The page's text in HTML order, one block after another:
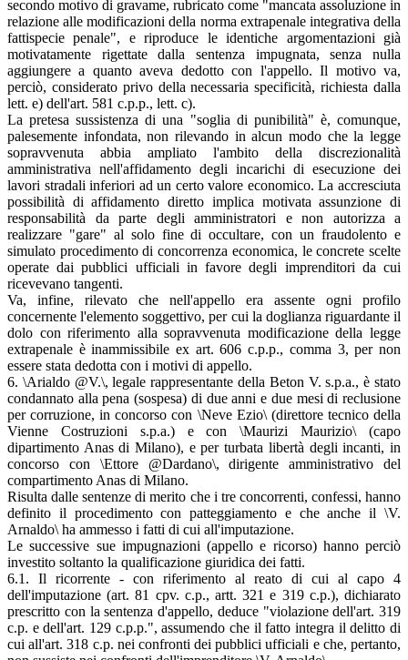
secondo motivo di gravame, rubricato come "mancata assoluzione in
relazione alle modificazioni della norma extrapenale integrativa della
fattispecie penale", e riproduce le identiche argomentazioni già
motivatamente rigettate dalla sentenza impugnata, senza nulla
aggiungere a quanto aveva dedotto con l'appello. Il motivo va,
perciò, considerato privo della necessaria specificità, richiesta dalla
lett. e) dell'art. 581 c.p.p., lett. c).
La pretesa sussistenza di una "soglia di punibilità" è, comunque,
palesemente infondata, non rilevando in alcun modo che la legge
sopravvenuta abbia ampliato l'ambito della discrezionalità
amministrativa nell'affidamento degli incarichi di esecuzione dei
lavori stradali inferiori ad un certo valore economico. La accresciuta
possibilità di affidamento diretto implica motivata assunzione di
responsabilità da parte degli amministratori e non autorizza a
realizzare "gare" al solo fine di occultare, con un fraudolento e
simulato procedimento di concorrenza economica, le concrete scelte
operate dai pubblici ufficiali in favore degli imprenditori da cui
ricevevano tangenti.
Va, infine, rilevato che nell'appello era assente ogni profilo
concernente l'elemento soggettivo, per cui la doglianza riguardante il
dolo con riferimento alla sopravvenuta modificazione della legge
extrapenale è inammissibile ex art. 606 c.p.p., comma 3, per non
essere stata dedotta con i motivi di appello.
6. \Arialdo @V.\, legale rappresentante della Beton V. s.p.a., è stato
condannato alla pena (sospesa) di due anni e due mesi di reclusione
per corruzione, in concorso con \Neve Ezio\ (direttore tecnico della
Vienne Costruzioni s.p.a.) e con \Maurizi Maurizio\ (capo
dipartimento Anas di Milano), e per turbata libertà degli incanti, in
concorso con \Ettore @Dardano\, dirigente amministrativo del
compartimento Anas di Milano.
Risulta dalle sentenze di merito che i tre concorrenti, confessi, hanno
definito il procedimento con patteggiamento e che anche il \V.
Arnaldo\ ha ammesso i fatti di cui all'imputazione.
Le successive sue impugnazioni (appello e ricorso) hanno perciò
investito soltanto la qualificazione giuridica dei fatti.
6.1. Il ricorrente - con riferimento al reato di cui al capo 4
dell'imputazione (art. 81 cpv. c.p., artt. 321 e 319 c.p.), dichiarato
prescritto con la sentenza d'appello, deduce "violazione dell'art. 319
c.p. e dell'art. 129 c.p.p.", assumendo che il fatto integra il delitto di
cui all'art. 318 c.p. nei confronti dei pubblici ufficiali e che, pertanto,